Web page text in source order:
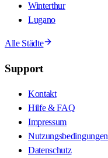
Winterthur
Lugano
Alle Städte
Support
Kontakt
Hilfe & FAQ
Impressum
Nutzungsbedingungen
Datenschutz